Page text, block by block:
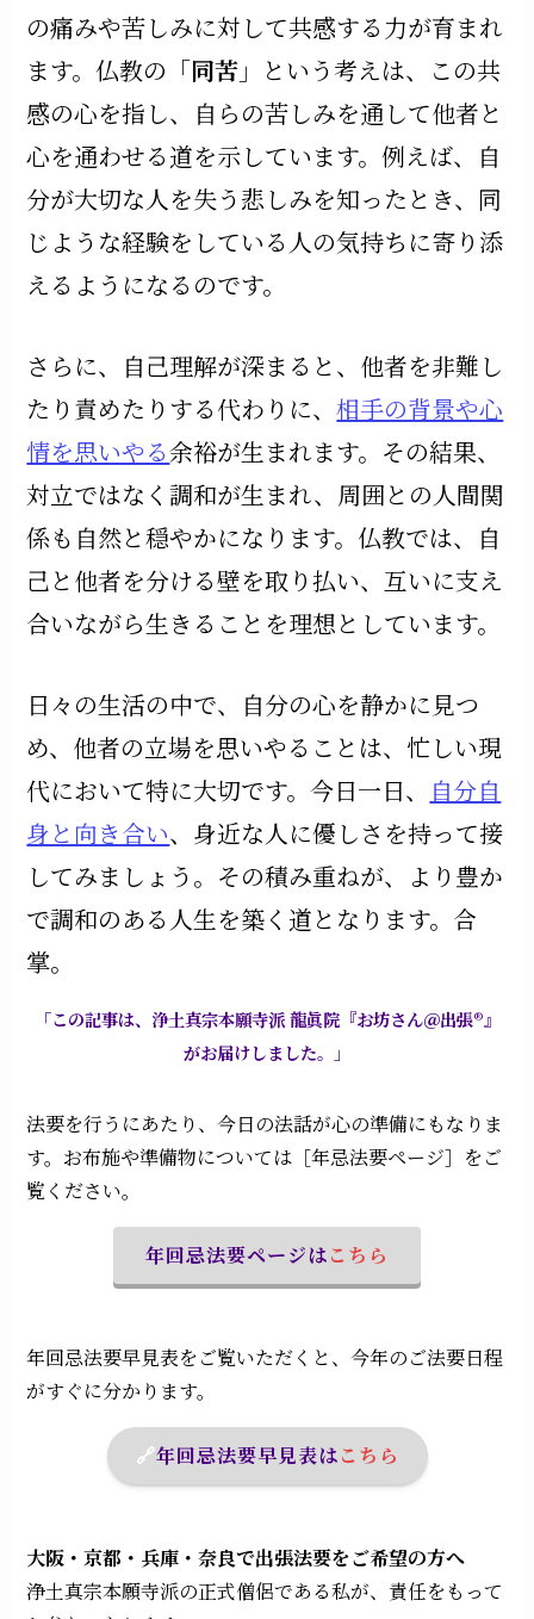
の痛みや苦しみに対して共感する力が育まれ
ます。仏教の「同苦 」という考えは、この共
感の心を指し、自らの苦しみを通して他者と
心を通わせる道を示しています。例えば、自
分が大切な人を失う悲しみを知ったとき、同
じような経験をしている人の気持ちに寄り添
えるようになるのです。
さらに、自己理解が深まると、他者を非難し
たり責めたりする代わりに、相手の背景や心
情を思いやる余裕が生まれます。その結果、
対立ではなく調和が生まれ、周囲との人間関
係も自然と穏やかになります。仏教では、自
己と他者を分ける壁を取り払い、互いに支え
合いながら生きることを理想としています。
日々の生活の中で、自分の心を静かに見つ
め、他者の立場を思いやることは、忙しい現
代において特に大切です。今日一日、
自分自
身と向き合い、身近な人に優しさを持って接
してみましょう。その積み重ねが、より豊か
で調和のある人生を築く道となります。合
掌。
「この記事は、浄土真宗本願寺派 龍眞院『お坊さん＠出張®』
がお届けしました。」
法要を行うにあたり、今日の法話が心の準備にもなりま
す。お布施や準備物については［年忌法要ページ］をご
覧ください。
年回忌法要ページはこちら
年回忌法要早見表をご覧いただくと、今年のご法要日程
がすぐに分かります。
🔗年回忌法要早見表はこちら
大阪・京都・兵庫・奈良で出張法要をご希望の方へ
浄土真宗本願寺派の正式僧侶である私が、責任をもって